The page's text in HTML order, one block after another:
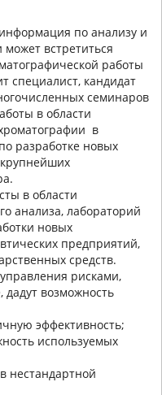
по анализу и
встретиться
работы
специалист, кандидат
семинаров
в области
в
разработке новых
в области
анализа, лабораторий
новых
предприятий,
средств.
рисками,
возможность
эффективность;
используемых
нестандартной